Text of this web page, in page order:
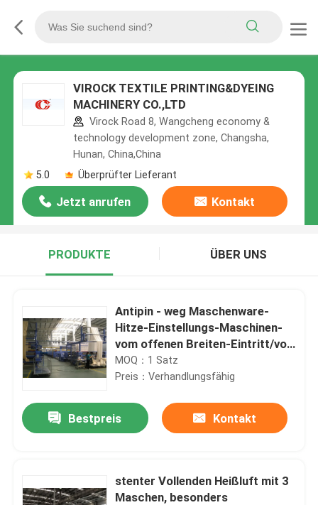
VIROCK TEXTILE PRINTING&DYEING
MACHINERY CO.,LTD
Virock Road 8, Wangcheng economy &
technology development zone, Changsha,
Hunan, China,China
5.0
Überprüfter Lieferant
Jetzt anrufen Kontakt
PRODUKTE ÜBER UNS
Antipin - weg Maschenware-
Hitze-Einstellungs-Maschinen-
vom offenen Breiten-Eintritt/von
der Luftkühlung
MOQ：1 Satz
Preis：Verhandlungsfähig
Bestpreis Kontakt
stenter Vollenden Heißluft mit 3
Maschen, besonders